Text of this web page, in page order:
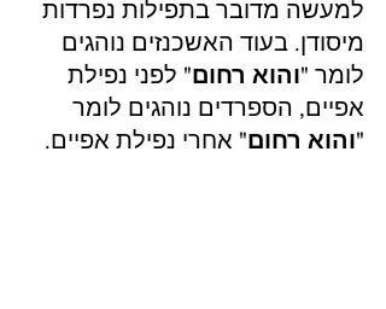
למעשה מדובר בתפילות נפרדות
מיסודן. בעוד האשכנזים נוהגים
לומר "והוא רחום" לפני נפילת
אפיים, הספרדים נוהגים לומר
"והוא רחום" אחרי נפילת אפיים.